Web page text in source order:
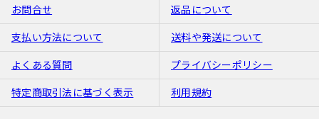
お問合せ 返品について
支払い方法について 送料や発送について
よくある質問 プライバシーポリシー
特定商取引法に基づく表示 利用規約